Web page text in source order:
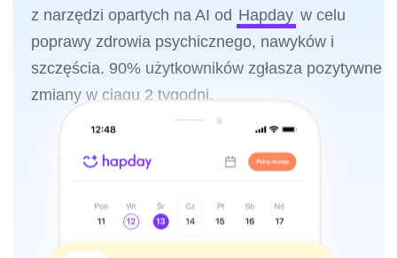
z narzędzi opartych na AI od Hapday w celu
poprawy zdrowia psychicznego, nawyków i
szczęścia. 90% użytkowników zgłasza pozytywne
zmiany w ciągu 2 tygodni.